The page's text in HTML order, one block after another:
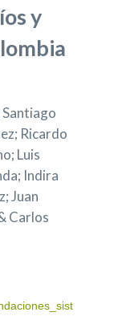
y
Ricardo
Luis
Indira
Juan
Carlos